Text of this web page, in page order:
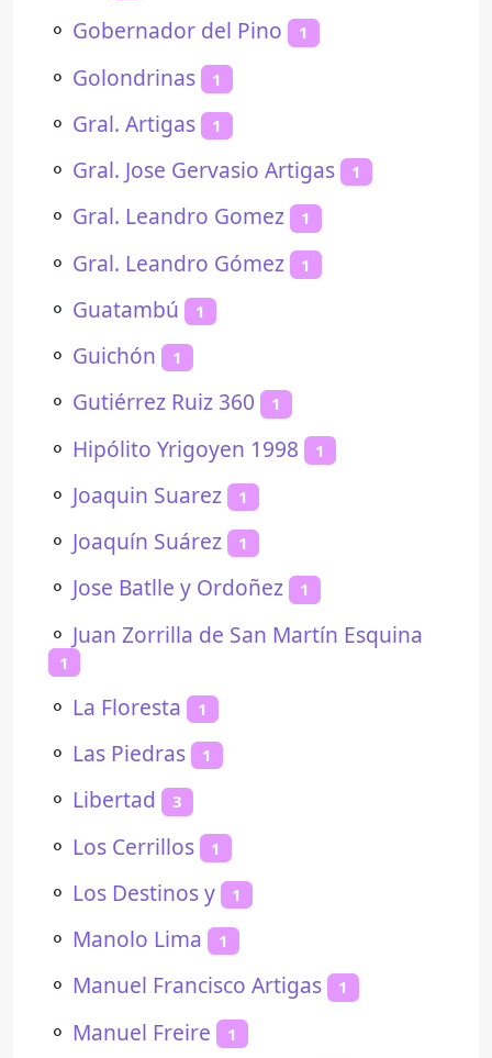
⚬ Gobernador del Pino 1
⚬ Golondrinas 1
⚬ Gral. Artigas 1
⚬ Gral. Jose Gervasio Artigas 1
⚬ Gral. Leandro Gomez 1
⚬ Gral. Leandro Gómez 1
⚬ Guatambú 1
⚬ Guichón 1
⚬ Gutiérrez Ruiz 360 1
⚬ Hipólito Yrigoyen 1998 1
⚬ Joaquin Suarez 1
⚬ Joaquín Suárez 1
⚬ Jose Batlle y Ordoñez 1
⚬ Juan Zorrilla de San Martín Esquina
1
⚬ La Floresta 1
⚬ Las Piedras 1
⚬ Libertad 3
⚬ Los Cerrillos 1
⚬ Los Destinos y 1
⚬ Manolo Lima 1
⚬ Manuel Francisco Artigas 1
⚬ Manuel Freire 1